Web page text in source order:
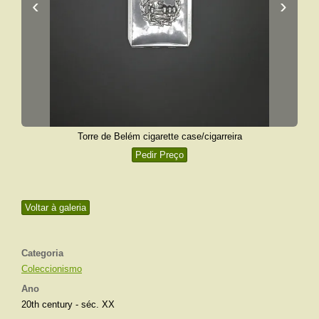
Voltar à galeria
Categoria
Coleccionismo
Ano
20th century - séc. XX
‹ ›
Torre de Belém cigarette case/cigarreira
Pedir Preço